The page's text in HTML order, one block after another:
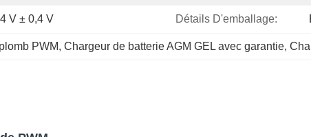
V ± 0,4 V Détails D'emballage:
PWM, Chargeur de batterie AGM GEL avec garantie,